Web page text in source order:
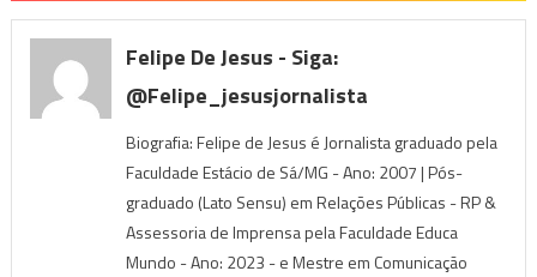
Felipe De Jesus - Siga:
@felipe_jesusjornalista
Biografia: Felipe de Jesus é Jornalista graduado pela
Faculdade Estácio de Sá/MG - Ano: 2007 | Pós-
graduado (Lato Sensu) em Relações Públicas - RP &
Assessoria de Imprensa pela Faculdade Educa
Mundo - Ano: 2023 - e Mestre em Comunicação